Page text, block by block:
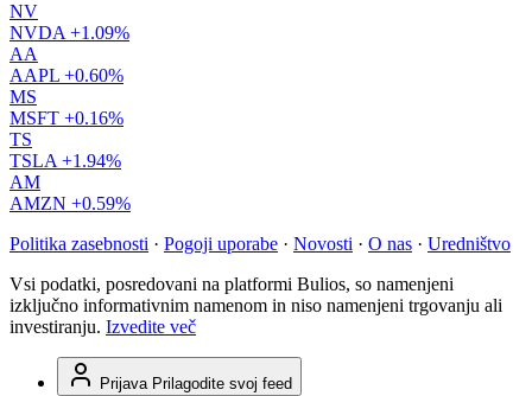
NV
NVDA +1.09%
AA
AAPL +0.60%
MS
MSFT +0.16%
TS
TSLA +1.94%
AM
AMZN +0.59%
Politika zasebnosti · Pogoji uporabe · Novosti · O nas · Uredništvo
Vsi podatki, posredovani na platformi Bulios, so namenjeni
izključno informativnim namenom in niso namenjeni trgovanju ali
investiranju. Izvedite več
Prijava Prilagodite svoj feed